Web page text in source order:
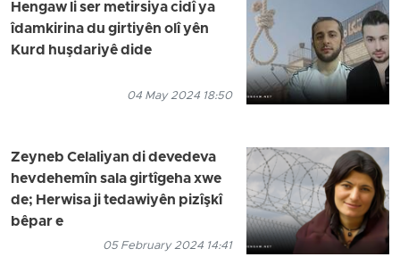
Hengaw li ser metirsiya cidî ya
îdamkirina du girtiyên olî yên
Kurd huşdariyê dide
04 May 2024 18:50
Zeyneb Celaliyan di devedeva
hevdehemîn sala girtîgeha xwe
de; Herwisa ji tedawiyên pizîşkî
bêpar e
05 February 2024 14:41